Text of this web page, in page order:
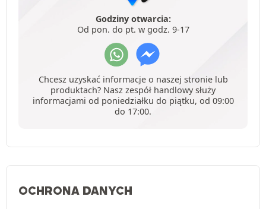
Godziny otwarcia:
Od pon. do pt. w godz. 9-17
Chcesz uzyskać informacje o naszej stronie lub
produktach? Nasz zespół handlowy służy
informacjami od poniedziałku do piątku, od 09:00
do 17:00.
OCHRONA DANYCH